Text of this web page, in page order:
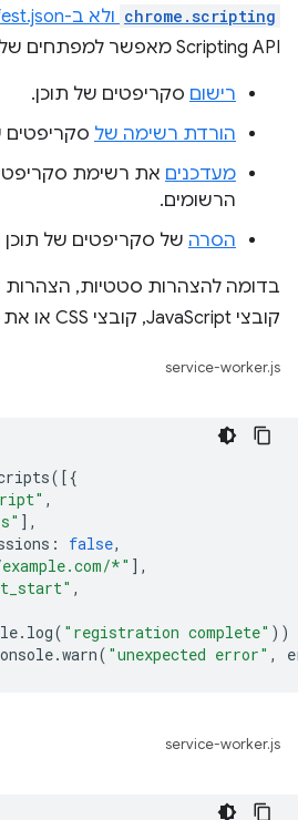
chrome.scripting ולא ב-
Scripting API מאפשר למפתחים של תוספים:
רישום סקריפטים של תוכן.
הורדת רשימה של סקריפטים
מעדכנים את רשימת
הרשומים.
הסרה של סקריפטים של תוכן
בדומה להצהרות סטטיות, הצהרות
קובצי JavaScript, קובצי CSS או את שניהם.
service-worker.js
([{
,
],
: false,
*" ],
,
. log( "registration complete" ))
.warn( "unexpected error" ,
service-worker.js